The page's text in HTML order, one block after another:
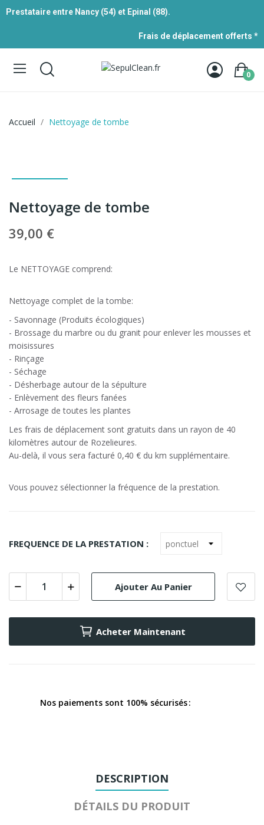
Prestataire entre Nancy (54) et Epinal (88).
Frais de déplacement offerts *
0
Accueil Nettoyage de tombe
Nettoyage de tombe
39,00 €
Le NETTOYAGE comprend:
Nettoyage complet de la tombe:
- Savonnage (Produits écologiques)
- Brossage du marbre ou du granit pour enlever les mousses et
moisissures
- Rinçage
- Séchage
- Désherbage autour de la sépulture
- Enlèvement des fleurs fanées
- Arrosage de toutes les plantes
Les frais de déplacement sont gratuits dans un rayon de 40
kilomètres autour de Rozelieures.
Au-delà, il vous sera facturé 0,40 € du km supplémentaire.
Vous pouvez sélectionner la fréquence de la prestation.
FREQUENCE DE LA PRESTATION :
Ajouter Au Panier
Acheter Maintenant
Nos paiements sont 100% sécurisés
DESCRIPTION
DÉTAILS DU PRODUIT